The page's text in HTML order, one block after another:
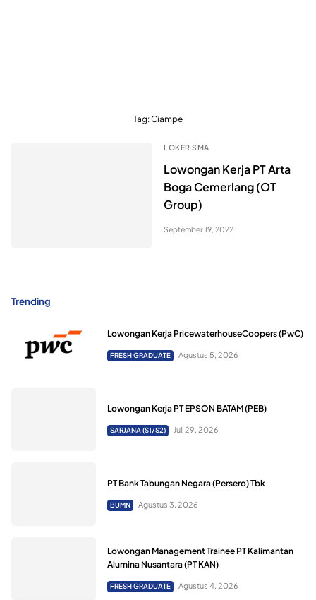
Tag:Ciampe
LOKER SMA
Lowongan Kerja PT Arta
Boga Cemerlang (OT
Group)
September 19, 2022
Trending
Lowongan Kerja PricewaterhouseCoopers (PwC)
FRESH GRADUATE Agustus 5, 2026
Lowongan Kerja PT EPSON BATAM (PEB)
SARJANA (S1/S2) Juli 29, 2026
PT Bank Tabungan Negara (Persero) Tbk
BUMN Agustus 3, 2026
Lowongan Management Trainee PT Kalimantan
Alumina Nusantara (PT KAN)
FRESH GRADUATE Agustus 4, 2026